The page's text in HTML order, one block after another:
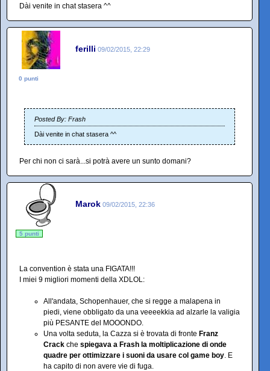
Dài venite in chat stasera ^^
ferilli 09/02/2015, 22:29
0 punti
Posted By: Frash
Dài venite in chat stasera ^^
Per chi non ci sarà...si potrà avere un sunto domani?
Marok 09/02/2015, 22:36
5 punti
La convention è stata una FIGATA!!!
I miei 9 migliori momenti della XDLOL:
All'andata, Schopenhauer, che si regge a malapena in
piedi, viene obbligato da una veeeekkia ad alzarle la valigia
più PESANTE del MOOONDO.
Una volta seduta, la Cazza si è trovata di fronte Franz
Crack che spiegava a Frash la moltiplicazione di onde
quadre per ottimizzare i suoni da usare col game boy. E
ha capito di non avere vie di fuga.